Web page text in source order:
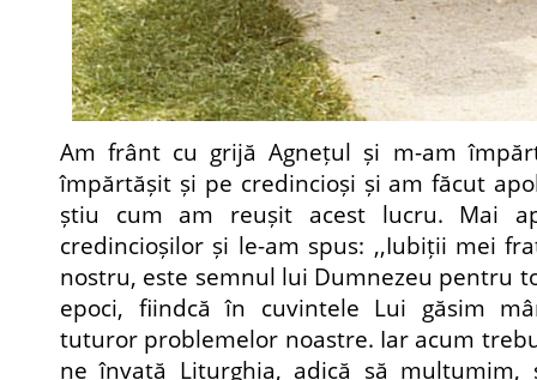
Am frânt cu grijă Agnețul și m-am
împărtășit și pe credincioși și am făcut
știu cum am reușit acest lucru. Mai
credincioșilor și le-am spus: ,,Iubiții mei
nostru, este semnul lui Dumnezeu pentru
epoci, fiindcă în cuvintele Lui găsim
tuturor problemelor noastre. Iar acum
ne învață Liturghia, adică să